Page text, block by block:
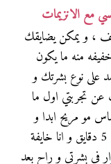
مع الانزيمات
، و يمكن يضايقك
منه ما يكون
على نوع بشرتك و
تجربتي اول ما
مو مريح ابدا و
ضايقني لدرجة ان عيوني دمعت ، بس استحملته 5 دقايق و انا خايفة
في بشرتي و راح بعد